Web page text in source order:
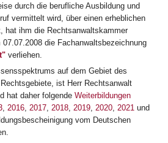
durch die berufliche Ausbildung und
vermittelt wird, über einen erheblichen
hat ihm die Rechtsanwaltskammer
die Fachanwaltsbezeichnung
verliehen.
auf dem Gebiet des
ist Herr Rechtsanwalt
hat daher folgende Weiterbildungen
, 2016, 2017, 2018, 2019, 2020, 2021 und
vom Deutschen